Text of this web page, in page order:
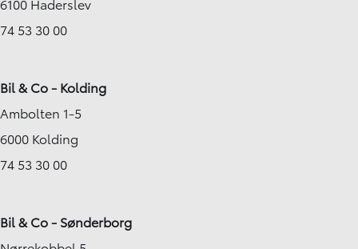
74 53 30 00
Bil & Co - Kolding
Ambolten 1-5
6000 Kolding
74 53 30 00
Bil & Co - Sønderborg